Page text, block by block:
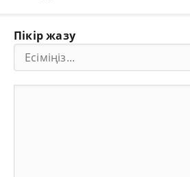
Пікір жазу